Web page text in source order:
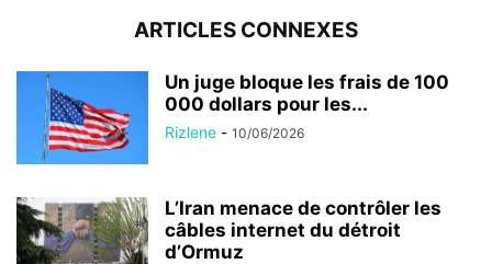
ARTICLES CONNEXES
Un juge bloque les frais de 100
000 dollars pour les...
Rizlene - 10/06/2026
L’Iran menace de contrôler les
câbles internet du détroit
d’Ormuz